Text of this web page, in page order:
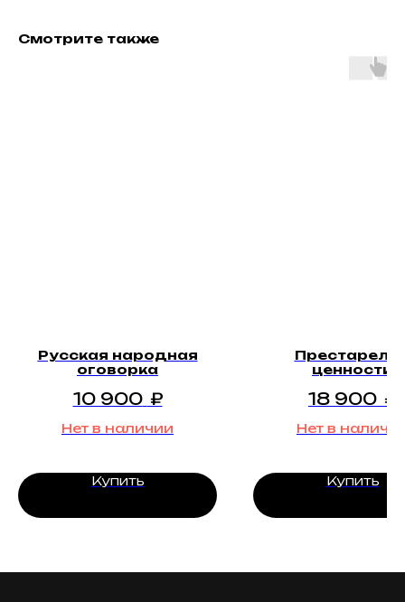
Смотрите также
Русская народная
оговорка
10 900 ₽
Нет в наличии
Купить
ценности
18 900 ₽
Нет в
Купить